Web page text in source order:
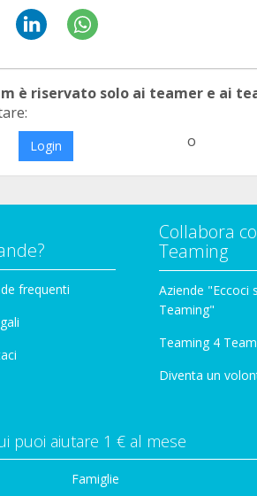
è riservato solo ai teamer e ai
Login o
frequenti
Collabora
Teaming
Aziende "Eccoci
Teaming"
Teaming 4
Diventa un
puoi aiutare 1 € al mese
Famiglie